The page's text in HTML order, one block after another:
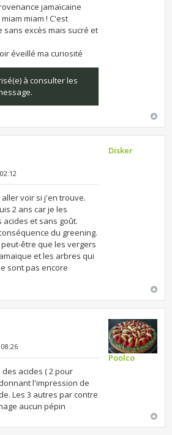
jamaïcaine
miam ! C'est
sans excès mais sucré et
éveillé ma curiosité
à consulter les
voir si j'en trouve.
2 ans car je les
et sans goût.
du greening.
être que les vergers
et les arbres qui
sont pas encore
Disker
acides ( 2 pour
l'impression de
Les 3 autres par contre
aucun pépin
Poolco